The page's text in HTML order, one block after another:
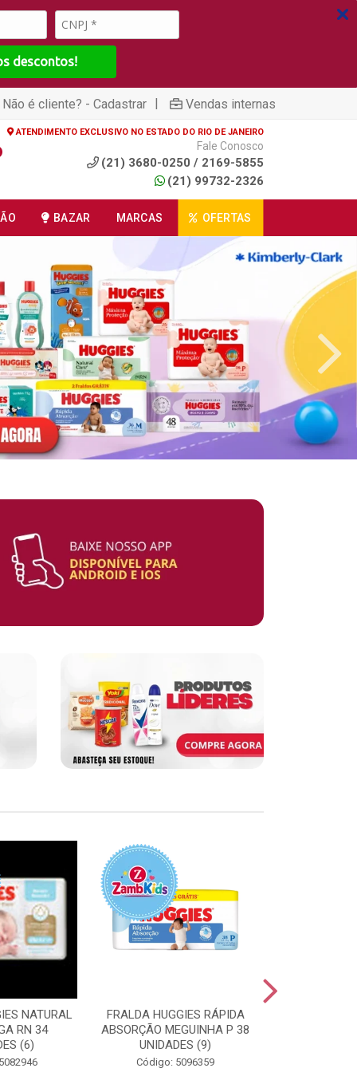
descontos!
Não é cliente? - Cadastrar | Vendas internas
ATENDIMENTO EXCLUSIVO NO ESTADO DO RIO DE JANEIRO
Fale Conosco
(21) 3680-0250 / 2169-5855
(21) 99732-2326
BAZAR MARCAS OFERTAS
NATURAL
RN 34
(6)
FRALDA HUGGIES RÁPIDA
ABSORÇÃO MEGUINHA P 38
UNIDADES (9)
Código: 5096359